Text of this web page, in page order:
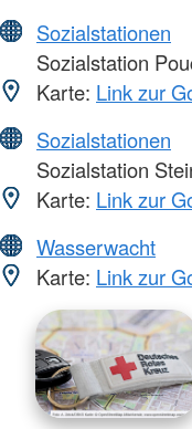
Sozialstationen
Sozialstation
Karte: Link zur
Sozialstationen
Sozialstation
Karte: Link zur
Wasserwacht
Karte: Link zur